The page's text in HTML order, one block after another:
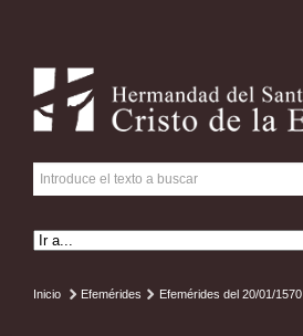
Inicio Efemérides Efemérides del 20/01/1570